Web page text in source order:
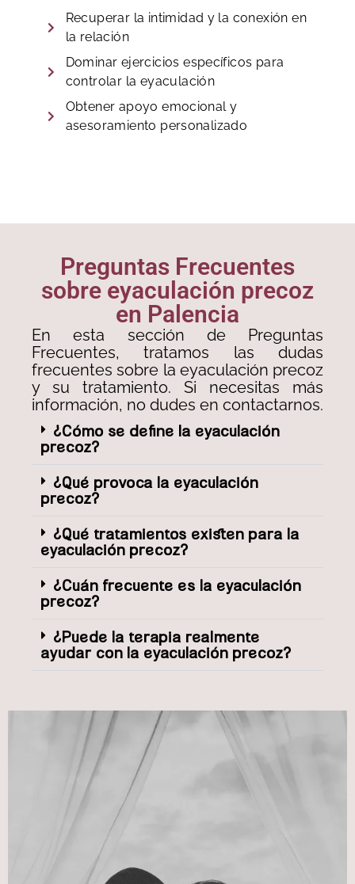
Recuperar la intimidad y la conexión en
la relación
Dominar ejercicios específicos para
controlar la eyaculación
Obtener apoyo emocional y
asesoramiento personalizado
Preguntas Frecuentes
sobre eyaculación precoz
en Palencia
En esta sección de Preguntas
Frecuentes, tratamos las dudas
frecuentes sobre la eyaculación precoz
y su tratamiento. Si necesitas más
información, no dudes en contactarnos.
¿Cómo se define la eyaculación
precoz?
¿Qué provoca la eyaculación
precoz?
¿Qué tratamientos existen para la
eyaculación precoz?
¿Cuán frecuente es la eyaculación
precoz?
¿Puede la terapia realmente
ayudar con la eyaculación precoz?